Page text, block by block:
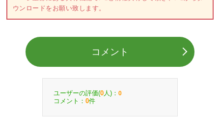
ウンロードをお願い致します。
コメント
ユーザーの評価(0 人)： 0
コメント： 0件